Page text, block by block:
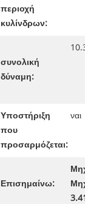
περιοχή
κυλίνδρων:
συνολική
δύναμη:
Υποστήριξη
που
προσαρμόζεται:
ναι
Επισημαίνω: